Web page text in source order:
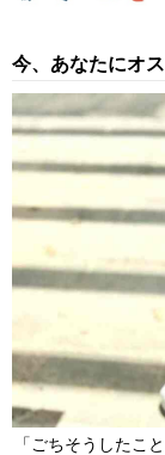
今、あなたにオ
「ごちそうしたこ